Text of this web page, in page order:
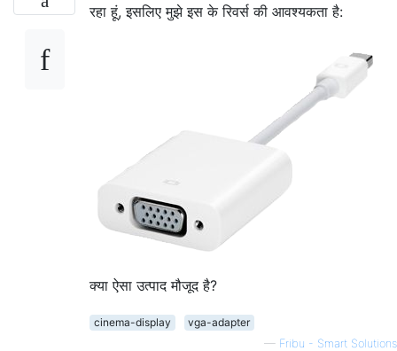
रहा हूं, इसलिए मुझे इस के रिवर्स की आवश्यकता है:
क्या ऐसा उत्पाद मौजूद है?
cinema-display
vga-adapter
— Fribu - Smart Solutions